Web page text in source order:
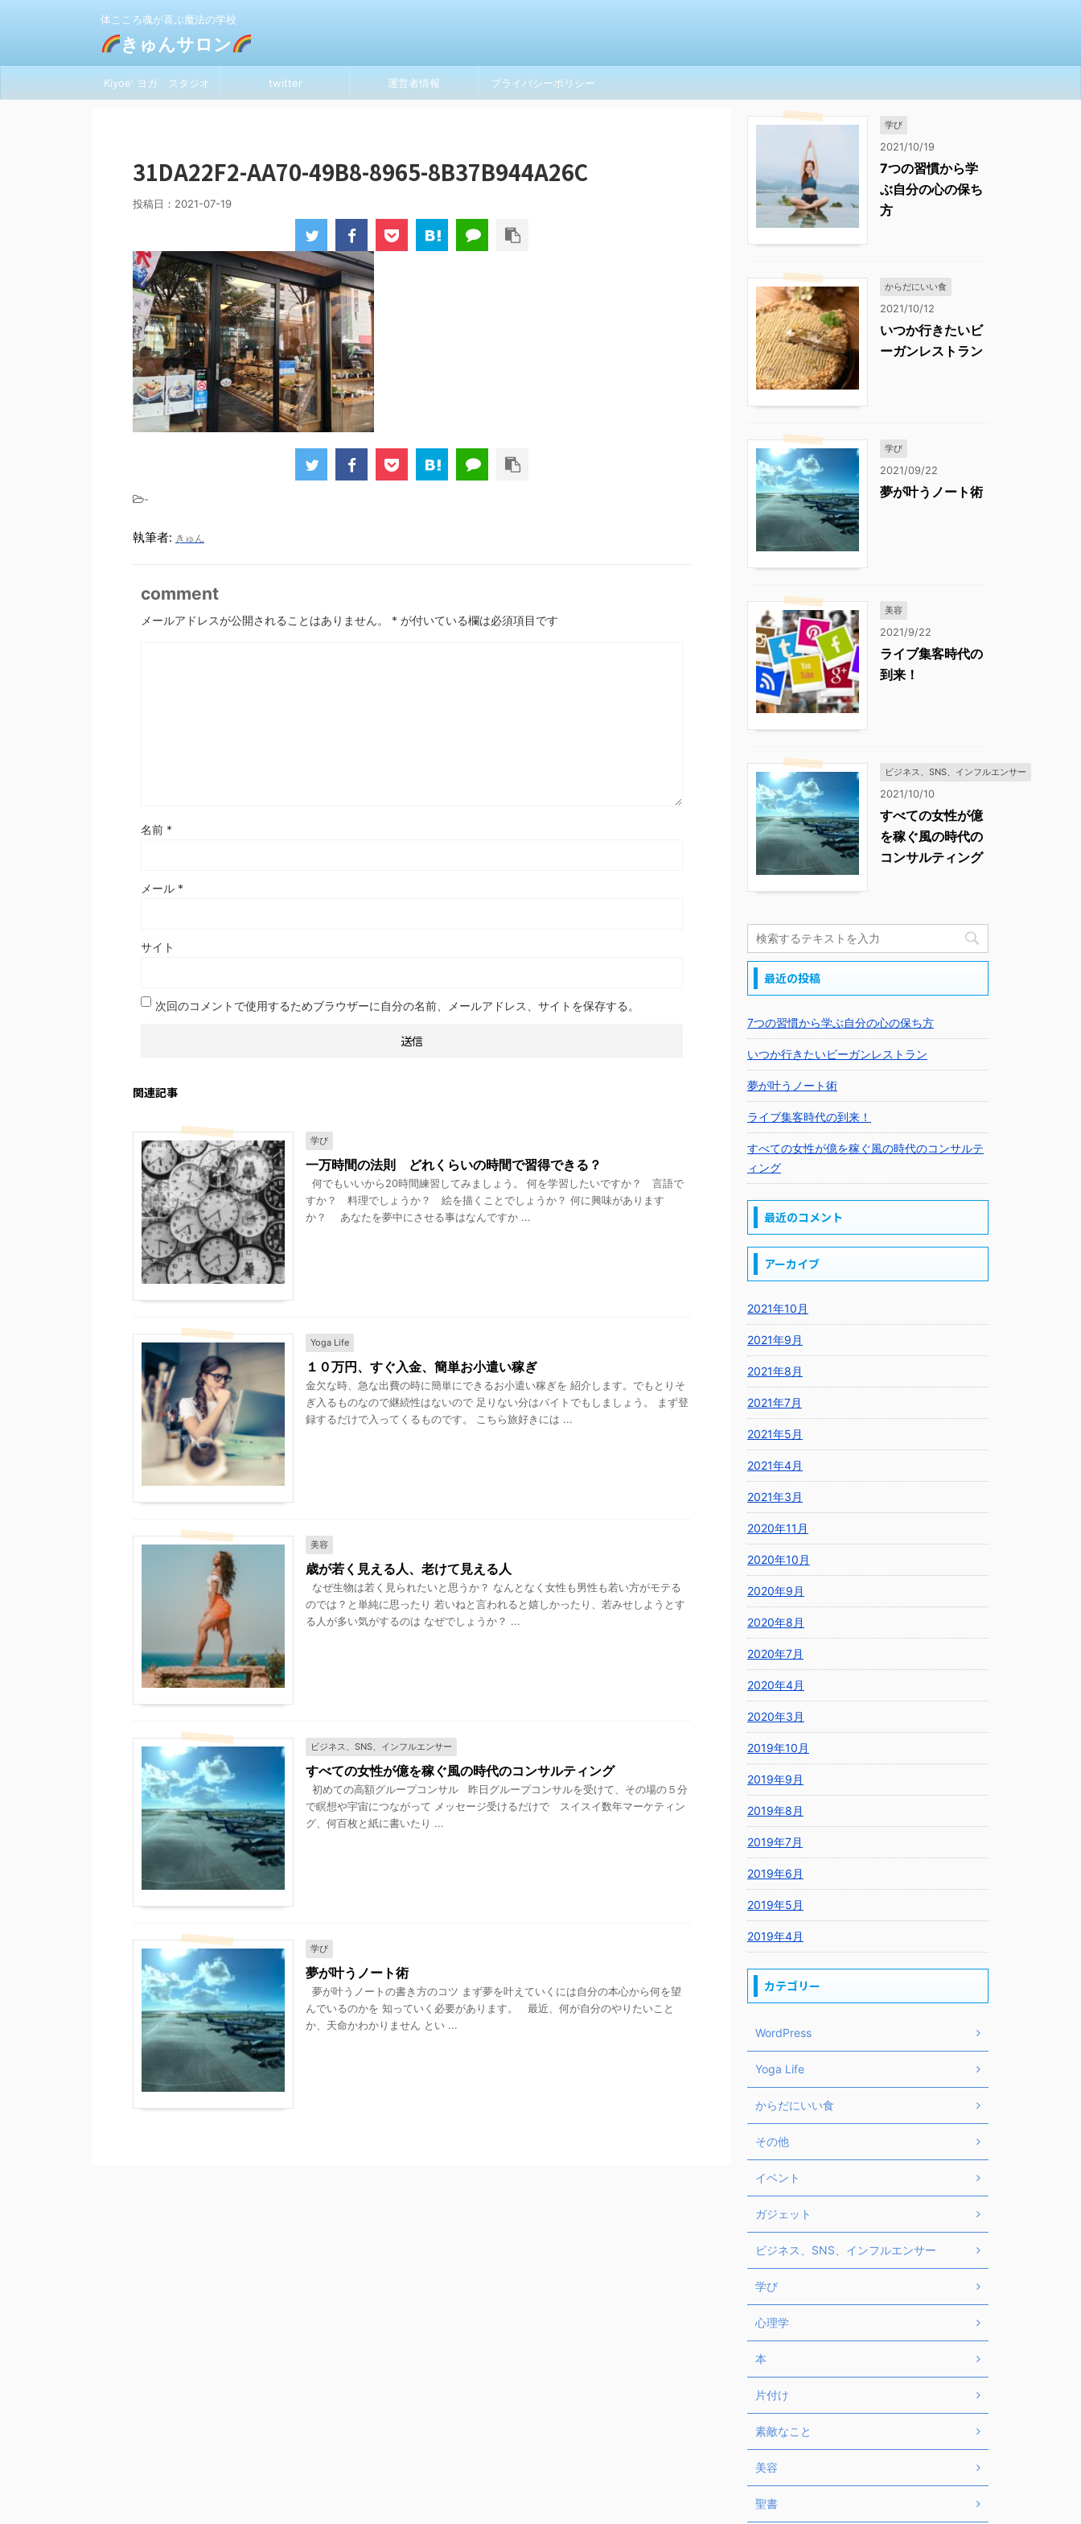
体こころ魂が喜ぶ魔法の学校
きゅんサロン
Kiyoe' ヨガ スタジオ twitter 運営者情報 プライバシーポリシー
31DA22F2-AA70-49B8-8965-8B37B944A26C
投稿日： 2021-07-19
-
執筆者: きゅん
comment
メールアドレスが公開されることはありません。 * が付いている欄は必須項目です
名前 *
メール *
サイト
次回のコメントで使用するためブラウザーに自分の名前、メールアドレス、サイトを保存する。
関連記事
学び
一万時間の法則 どれくらいの時間で習得できる？
何でもいいから20時間練習してみましょう。 何を学習したいですか？ 言語で
すか？ 料理でしょうか？ 絵を描くことでしょうか？ 何に興味があります
か？ あなたを夢中にさせる事はなんですか ...
Yoga Life
１０万円、すぐ入金、簡単お小遣い稼ぎ
金欠な時、急な出費の時に簡単にできるお小遣い稼ぎを 紹介します。でもとりそ
ぎ入るものなので継続性はないので 足りない分はバイトでもしましょう。 まず登
録するだけで入ってくるものです。 こちら旅好きには ...
美容
歳が若く見える人、老けて見える人
なぜ生物は若く見られたいと思うか？ なんとなく女性も男性も若い方がモテる
のでは？と単純に思ったり 若いねと言われると嬉しかったり、若みせしようとす
る人が多い気がするのは なぜでしょうか？ ...
ビジネス、SNS、インフルエンサー
すべての女性が億を稼ぐ風の時代のコンサルティング
初めての高額グループコンサル 昨日グループコンサルを受けて、その場の５分
で瞑想や宇宙につながって メッセージ受けるだけで スイスイ数年マーケティン
グ、何百枚と紙に書いたり ...
学び
夢が叶うノート術
夢が叶うノートの書き方のコツ まず夢を叶えていくには自分の本心から何を望
んでいるのかを 知っていく必要があります。 最近、何が自分のやりたいこと
か、天命かわかりません とい ...
学び
2021/10/19
7つの習慣から学
ぶ自分の心の保ち
方
からだにいい食
2021/10/12
いつか行きたいビ
ーガンレストラン
学び
2021/09/22
夢が叶うノート術
美容
2021/9/22
ライブ集客時代の
到来！
ビジネス、SNS、インフルエンサー
2021/10/10
すべての女性が億
を稼ぐ風の時代の
コンサルティング
最近の投稿
7つの習慣から学ぶ自分の心の保ち方
いつか行きたいビーガンレストラン
夢が叶うノート術
ライブ集客時代の到来！
すべての女性が億を稼ぐ風の時代のコンサルテ
ィング
最近のコメント
アーカイブ
2021年10月
2021年9月
2021年8月
2021年7月
2021年5月
2021年4月
2021年3月
2020年11月
2020年10月
2020年9月
2020年8月
2020年7月
2020年4月
2020年3月
2019年10月
2019年9月
2019年8月
2019年7月
2019年6月
2019年5月
2019年4月
カテゴリー
WordPress
Yoga Life
からだにいい食
その他
イベント
ガジェット
ビジネス、SNS、インフルエンサー
学び
心理学
本
片付け
素敵なこと
美容
聖書